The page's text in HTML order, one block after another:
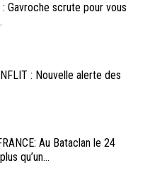
: Gavroche scrute pour vous
: Nouvelle alerte des
Au Bataclan le 24
qu’un...